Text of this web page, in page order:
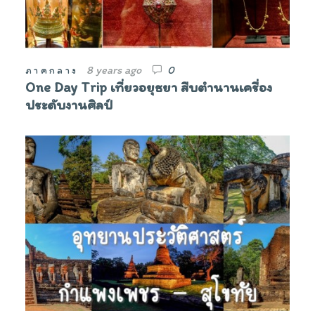
ภาคกลาง 8 years ago 0
One Day Trip เที่ยวอยุธยา สืบตำนานเครื่อง
ประดับงานศิลป์